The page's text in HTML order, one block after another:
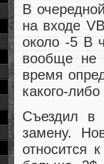
В
на входе
около -5 В
вообще не
время
какого-
Съездил в
замену.
относится